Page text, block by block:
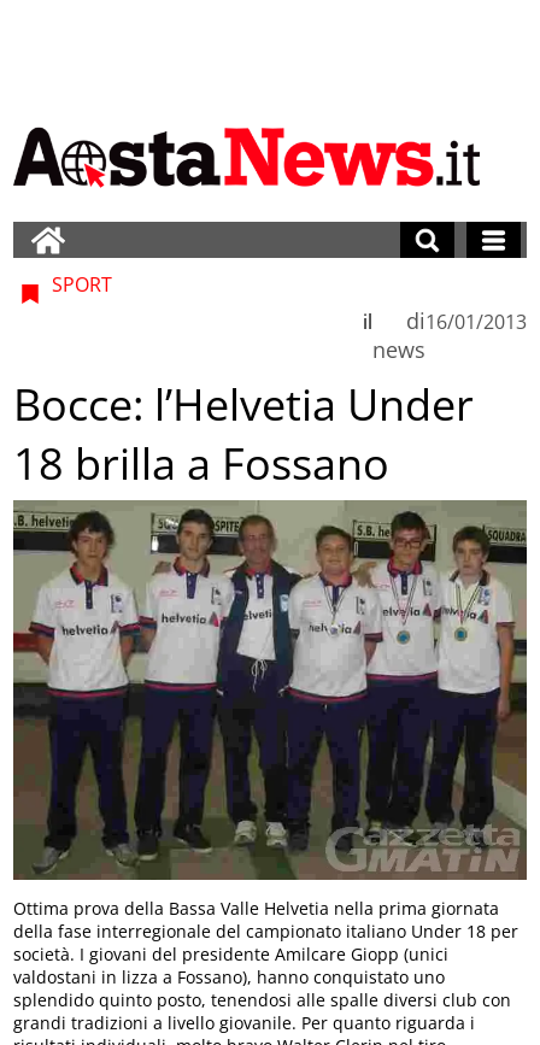
SPORT
di
news
il 16/01/2013
Bocce: l’Helvetia Under
18 brilla a Fossano
Ottima prova della Bassa Valle Helvetia nella prima giornata
della fase interregionale del campionato italiano Under 18 per
società. I giovani del presidente Amilcare Giopp (unici
valdostani in lizza a Fossano), hanno conquistato uno
splendido quinto posto, tenendosi alle spalle diversi club con
grandi tradizioni a livello giovanile. Per quanto riguarda i